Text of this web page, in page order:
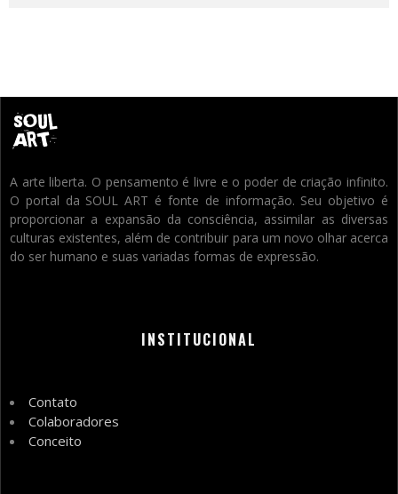
A arte liberta. O pensamento é livre e o poder de criação infinito.
O portal da SOUL ART é fonte de informação. Seu objetivo é
proporcionar a expansão da consciência, assimilar as diversas
culturas existentes, além de contribuir para um novo olhar acerca
do ser humano e suas variadas formas de expressão.
INSTITUCIONAL
Contato
Colaboradores
Conceito